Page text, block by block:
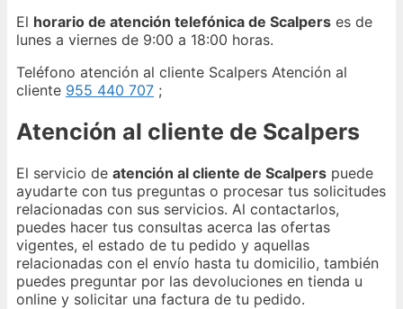
El horario de atención telefónica de Scalpers es de
lunes a viernes de 9:00 a 18:00 horas.
Teléfono atención al cliente Scalpers Atención al
cliente 955 440 707 ;
Atención al cliente de Scalpers
El servicio de atención al cliente de Scalpers puede
ayudarte con tus preguntas o procesar tus solicitudes
relacionadas con sus servicios. Al contactarlos,
puedes hacer tus consultas acerca las ofertas
vigentes, el estado de tu pedido y aquellas
relacionadas con el envío hasta tu domicilio, también
puedes preguntar por las devoluciones en tienda u
online y solicitar una factura de tu pedido.